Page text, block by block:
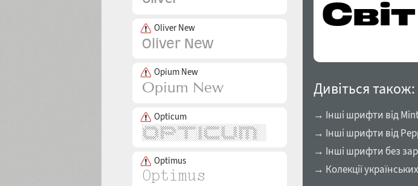
Oliver New
Opium New
Opticum
Optimus
Дивіться також:
→ Інші шрифти від
→ Інші шрифти від
→ Інші шрифти без
→ Колекції